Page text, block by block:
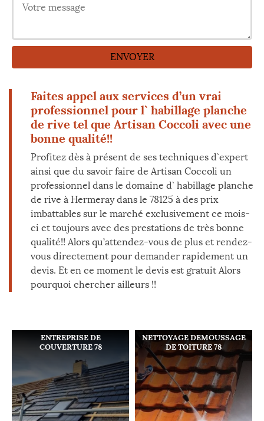
Faites appel aux services d’un vrai
professionnel pour l` habillage planche
de rive tel que Artisan Coccoli avec une
bonne qualité!!
Profitez dès à présent de ses techniques d`expert
ainsi que du savoir faire de Artisan Coccoli un
professionnel dans le domaine d` habillage planche
de rive à Hermeray dans le 78125 à des prix
imbattables sur le marché exclusivement ce mois-
ci et toujours avec des prestations de très bonne
qualité!! Alors qu’attendez-vous de plus et rendez-
vous directement pour demander rapidement un
devis. Et en ce moment le devis est gratuit Alors
pourquoi chercher ailleurs !!
ENTREPRISE DE
COUVERTURE 78
NETTOYAGE DEMOUSSAGE
DE TOITURE 78